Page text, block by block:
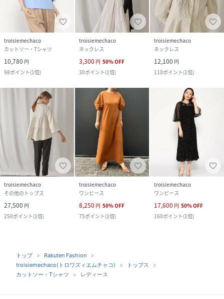
troisiemechaco
カットソー・Tシャツ
10,780 円
98ポイント(1倍)
troisiemechaco
ネックレス
3,300 円 50%OFF
30ポイント(1倍)
troisiemechaco
ネックレス
12,100 円
110ポイント(1倍)
troisiemechaco
その他のトップス
27,500 円
250ポイント(1倍)
troisiemechaco
ワンピース
8,250 円 50%OFF
75ポイント(1倍)
troisiemechaco
ワンピース
17,600 円 50%OFF
160ポイント(1倍)
トップ
Rakuten Fashion
troisiemechaco(トロワズィエムチャコ)
トップス
カットソー・Tシャツ
レディース